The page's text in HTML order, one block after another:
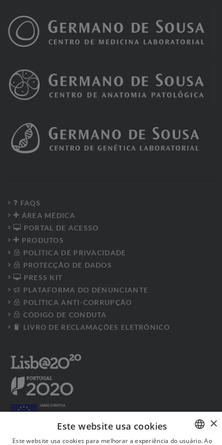
FAQS
ÁREA MÉDICA
PORTAL DE ACESSO
PRODUTOS
POLÍTICA DE PRIVACIDADE
PROTECÇÃO DE DADOS
PRESS KIT
PLATAFORMA DO DENUNCIANTE
POLÍTICA ANTI-CORRUPÇÃO
CÓDIGO DE CONDUTA
LIVRO DE RECLAMAÇÕES ELETRÓNICO
×
Este website usa cookies
Este website usa cookies para melhorar a experiência do usuário. Ao